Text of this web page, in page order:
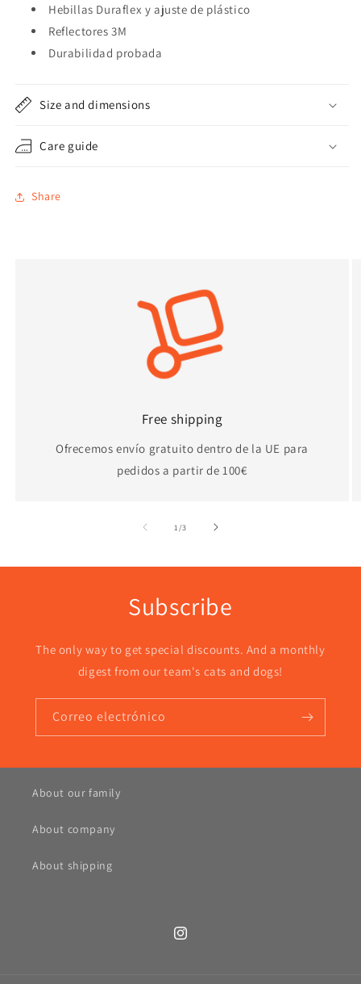
Hebillas Duraflex y ajuste de plástico
Reflectores 3M
Durabilidad probada
Size and dimensions
Care guide
Share
Free shipping
Ofrecemos envío gratuito dentro de la UE para
pedidos a partir de 100€
1/de
3
Subscribe
The only way to get special discounts. And a monthly
digest from our team's cats and dogs!
Correo electrónico
About our family
About company
About shipping
Instagram